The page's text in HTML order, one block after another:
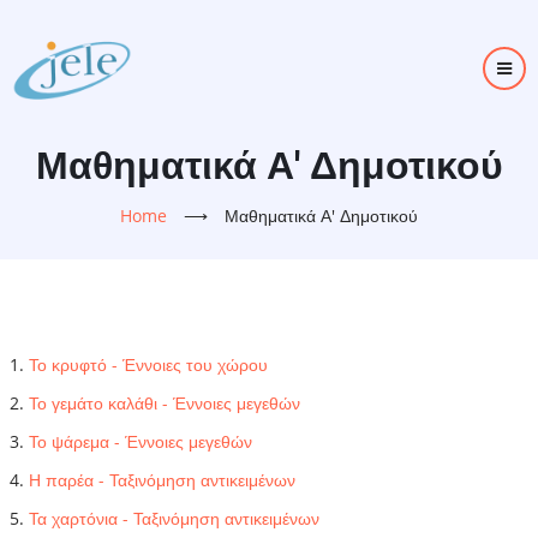
main
content
Μαθηματικά Α' Δημοτικού
Home ⟶ Μαθηματικά Α' Δημοτικού
Το κρυφτό - Έννοιες του χώρου
Το γεμάτο καλάθι - Έννοιες μεγεθών
Το ψάρεμα - Έννοιες μεγεθών
Η παρέα - Ταξινόμηση αντικειμένων
Τα χαρτόνια - Ταξινόμηση αντικειμένων